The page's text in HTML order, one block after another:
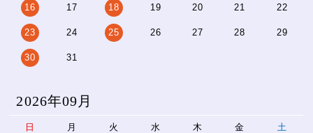
16 17 18 19 20 21 22
23 24 25 26 27 28 29
30 31
2026年09月
日 月 火 水 木 金 土